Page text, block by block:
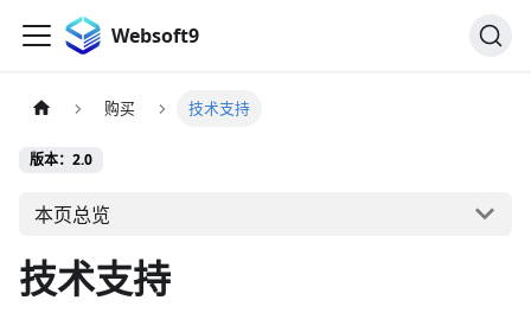
Websoft9
购买 技术支持
版本：2.0
本页总览
技术支持